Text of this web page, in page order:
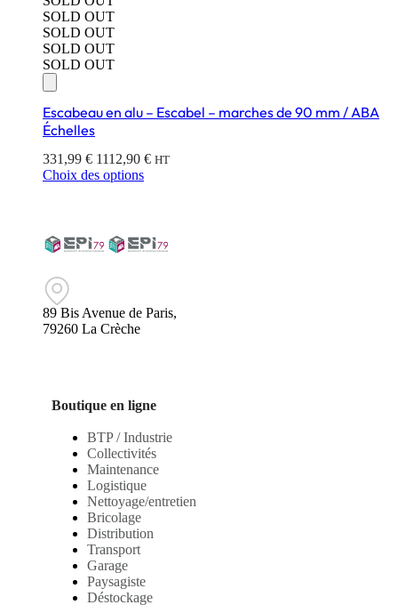
SOLD OUT
SOLD OUT
SOLD OUT
SOLD OUT
Escabeau en alu – Escabel – marches de 90 mm / ABA
Échelles
331,99 € 1112,90 € HT
Choix des options
89 Bis Avenue de Paris,
79260 La Crèche
Boutique en ligne
BTP / Industrie
Collectivités
Maintenance
Logistique
Nettoyage/entretien
Bricolage
Distribution
Transport
Garage
Paysagiste
Déstockage